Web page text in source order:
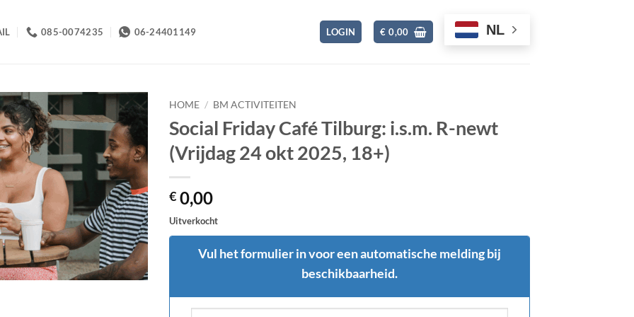
085-0074235 06-24401149 LOGIN € 0,00 NL
HOME / BM ACTIVITEITEN
Social Friday Café Tilburg: i.s.m. R-newt
(Vrijdag 24 okt 2025, 18+)
€ 0,00
Uitverkocht
Vul het formulier in voor een automatische melding bij
beschikbaarheid.